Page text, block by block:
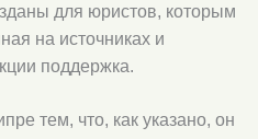
для юристов, которым
на источниках и
поддержка.
тем, что, как указано, он